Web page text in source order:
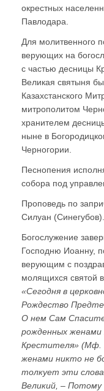
окрестных
Павлодара.
Для молитвенного
верующих на
с частью десницы
Великая святыня
Казахстанского
митрополитом
хранителем
ныне в
Черногории.
Песнопения
собора под
Проповедь по
Силуан (Синегубов).
Богослужение
Господню Иоанну,
верующим с
молящихся святой
«Сегодня в
Рождество
О нем Сам
рожденных женами
Крестителя» (Мф.
женами никто не
толкует эти
Великий, – Потому